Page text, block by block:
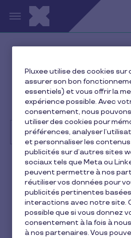
Aller au contenu principal
Gestion des avantages et
employés
Où trouver un prestataire de
agréé ?
Recherche
Client Pluxee CESU
Où trouver un
services à la
Pluxee utilise des cookies sur
assurer son bon
essentiels) et vous offrir la
expérience possible. Avec
consentement, nous
utiliser des cookies pour
préférences, analyser
et personnaliser les contenus
publicités sur d’autres sites
sociaux tels que Meta ou
peuvent permettre à nos
réutiliser vos données pour
publicités pertinentes
interactions avec notre site.
possible que si vous donnez
consentement à la fois à
à nos partenaires. Vous